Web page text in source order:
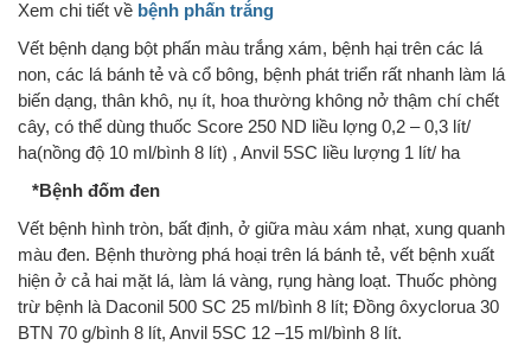
Xem chi tiết về bệnh phấn trắng
Vết bệnh dạng bột phấn màu trắng xám, bệnh hại trên các lá
non, các lá bánh tẻ và cổ bông, bệnh phát triển rất nhanh làm lá
biến dạng, thân khô, nụ ít, hoa th­ường không nở thậm chí chết
cây, có thể dùng thuốc Score 250 ND liều l­ợng 0,2 – 0,3 lít/
ha(nồng độ 10 ml/bình 8 lít) , Anvil 5SC liều l­ượng 1 lít/ ha
*Bệnh đốm đen
Vết bệnh hình tròn, bất định, ở giữa màu xám nhạt, xung quanh
màu đen. Bệnh thư­ờng phá hoại trên lá bánh tẻ, vết bệnh xuất
hiện ở cả hai mặt lá, làm lá vàng, rụng hàng loạt. Thuốc phòng
trừ bệnh là Daconil 500 SC 25 ml/bình 8 lít; Đồng ôxyclorua 30
BTN 70 g/bình 8 lít, Anvil 5SC 12 –15 ml/bình 8 lít.